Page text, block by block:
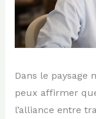
Dans le paysage
peux affirmer
l’alliance entre